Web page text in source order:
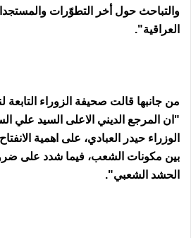
والتباحث حول أخر التطوّرات
العراقية".
من جانبها قالت صحيفة الزوراء التابعة
"ان المرجع الديني الاعلى السيد علي
الوزراء حيدر العبادي، على اهمية
بين مكونات الشعب، فيما شدد على
الحشد الشعبي".